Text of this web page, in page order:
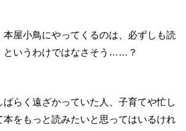
本屋小鳥にやってくるのは、必ずしも読
というわけではなさそう……？
らく遠ざかっていた人、子育てや忙し
本をもっと読みたいと思ってはいるけれ